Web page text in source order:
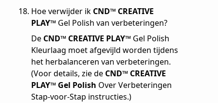
Hoe verwijder ik CND™ CREATIVE
PLAY™ Gel Polish van verbeteringen?
De CND™ CREATIVE PLAY™ Gel Polish
Kleurlaag moet afgevijld worden tijdens
het herbalanceren van verbeteringen.
(Voor details, zie de CND™ CREATIVE
PLAY™ Gel Polish Over Verbeteringen
Stap-voor-Stap instructies.)